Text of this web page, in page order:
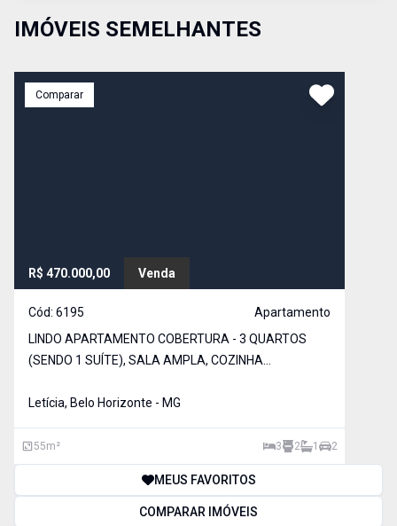
IMÓVEIS SEMELHANTES
Comparar
R$ 470.000,00 Venda
Cód: 6195
Apartamento
LINDO APARTAMENTO COBERTURA - 3 QUARTOS
(SENDO 1 SUÍTE), SALA AMPLA, COZINHA
VAGAS DE GARAGEM. *POSSUI ELE
Letícia, Belo Horizonte - MG
55m² 3 2 1 2
MEUS FAVORITOS
COMPARAR IMÓVEIS